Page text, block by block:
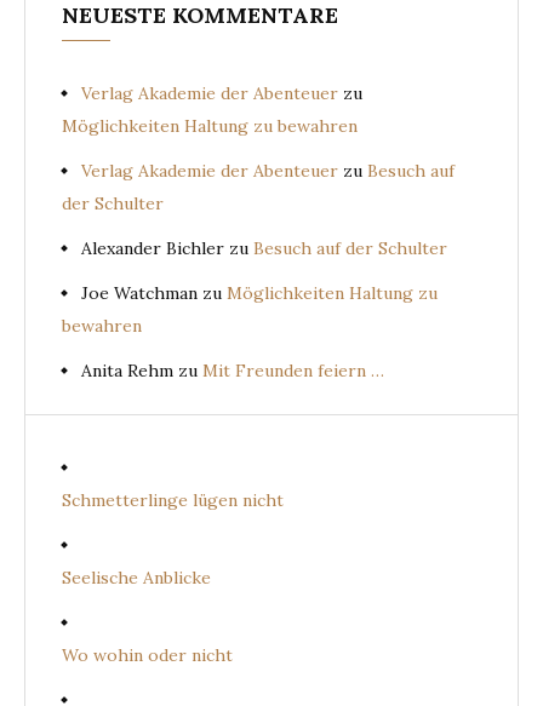
NEUESTE KOMMENTARE
Verlag Akademie der Abenteuer zu
Möglichkeiten Haltung zu bewahren
Verlag Akademie der Abenteuer zu Besuch auf
der Schulter
Alexander Bichler zu Besuch auf der Schulter
Joe Watchman zu Möglichkeiten Haltung zu
bewahren
Anita Rehm zu Mit Freunden feiern …
Schmetterlinge lügen nicht
Seelische Anblicke
Wo wohin oder nicht